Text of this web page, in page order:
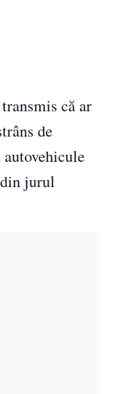
că ar
de
jurul